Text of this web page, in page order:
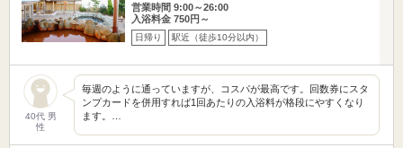
営業時間 9:00～26:00
入浴料金 750円～
日帰り 駅近（徒歩10分以内）
40代 男
性
毎週のように通っていますが、コスパが最高です。回数券にスタ
ンプカードを併用すれば1回あたりの入浴料が格段にやすくなり
ます。…